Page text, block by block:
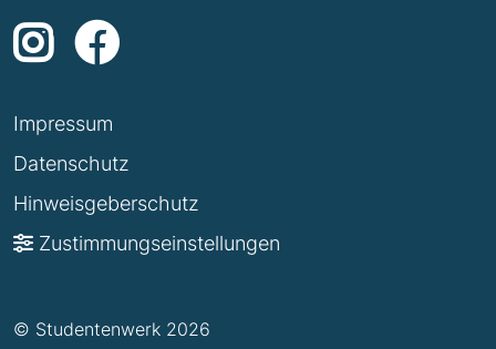
Impressum
Datenschutz
Hinweisgeberschutz
Zustimmungseinstellungen
© Studentenwerk 2026